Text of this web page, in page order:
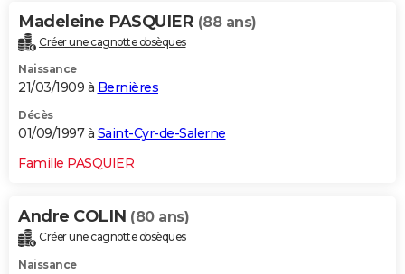
Madeleine PASQUIER (88 ans)
Créer une cagnotte obsèques
Naissance
21/03/1909 à Bernières
Décès
01/09/1997 à Saint-Cyr-de-Salerne
Famille PASQUIER
Andre COLIN (80 ans)
Créer une cagnotte obsèques
Naissance